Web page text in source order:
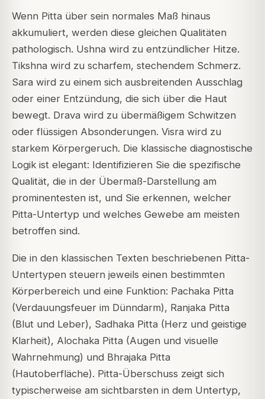
Wenn Pitta über sein normales Maß hinaus
akkumuliert, werden diese gleichen Qualitäten
pathologisch. Ushna wird zu entzündlicher Hitze.
Tikshna wird zu scharfem, stechendem Schmerz.
Sara wird zu einem sich ausbreitenden Ausschlag
oder einer Entzündung, die sich über die Haut
bewegt. Drava wird zu übermäßigem Schwitzen
oder flüssigen Absonderungen. Visra wird zu
starkem Körpergeruch. Die klassische diagnostische
Logik ist elegant: Identifizieren Sie die spezifische
Qualität, die in der Übermaß-Darstellung am
prominentesten ist, und Sie erkennen, welcher
Pitta-Untertyp und welches Gewebe am meisten
betroffen sind.
Die in den klassischen Texten beschriebenen Pitta-
Untertypen steuern jeweils einen bestimmten
Körperbereich und eine Funktion: Pachaka Pitta
(Verdauungsfeuer im Dünndarm), Ranjaka Pitta
(Blut und Leber), Sadhaka Pitta (Herz und geistige
Klarheit), Alochaka Pitta (Augen und visuelle
Wahrnehmung) und Bhrajaka Pitta
(Hautoberfläche). Pitta-Überschuss zeigt sich
typischerweise am sichtbarsten in dem Untertyp,